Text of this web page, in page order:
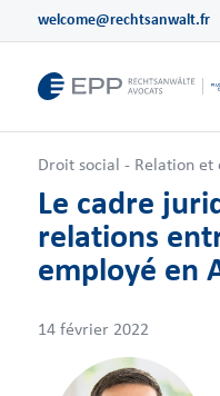
welcome@rechtsanwalt.fr
Droit social - Relation
Le cadre
relations
employé en
14 février 2022